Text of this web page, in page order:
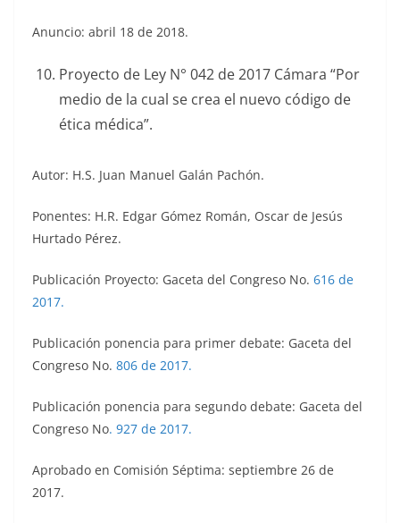
Anuncio: abril 18 de 2018.
Proyecto de Ley N° 042 de 2017 Cámara “Por
medio de la cual se crea el nuevo código de
ética médica”.
Autor: H.S. Juan Manuel Galán Pachón.
Ponentes: H.R. Edgar Gómez Román, Oscar de Jesús
Hurtado Pérez.
Publicación Proyecto: Gaceta del Congreso No. 616 de
2017.
Publicación ponencia para primer debate: Gaceta del
Congreso No. 806 de 2017.
Publicación ponencia para segundo debate: Gaceta del
Congreso No. 927 de 2017.
Aprobado en Comisión Séptima: septiembre 26 de
2017.